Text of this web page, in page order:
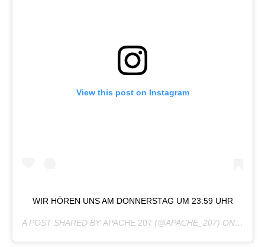
View this post on Instagram
WIR HÖREN UNS AM DONNERSTAG UM 23:59 UHR
A POST SHARED BYAPACHE 207 (@APACHE_207) ON MAY